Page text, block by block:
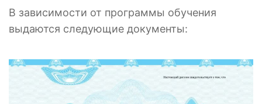
В зависимости от программы обучения
выдаются следующие документы: